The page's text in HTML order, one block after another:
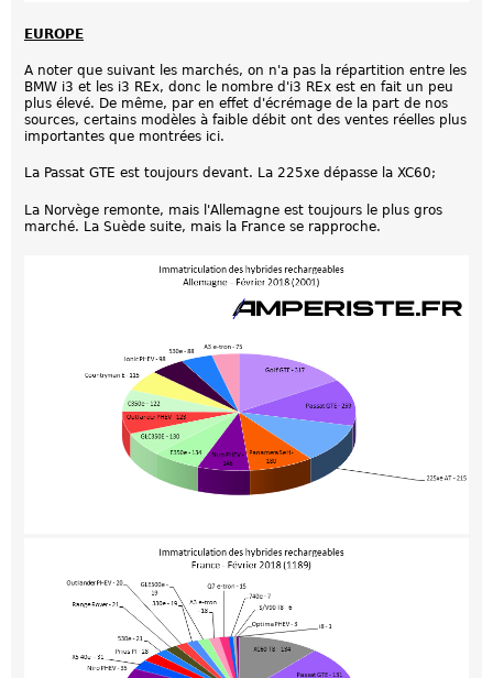
EUROPE
A noter que suivant les marchés, on n'a pas la répartition entre les
BMW i3 et les i3 REx, donc le nombre d'i3 REx est en fait un peu
plus élevé. De même, par en effet d'écrémage de la part de nos
sources, certains modèles à faible débit ont des ventes réelles plus
importantes que montrées ici.
La Passat GTE est toujours devant. La 225xe dépasse la XC60;
La Norvège remonte, mais l'Allemagne est toujours le plus gros
marché. La Suède suite, mais la France se rapproche.